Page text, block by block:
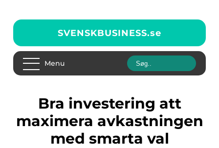
SVENSKBUSINESS.se
Menu
Bra investering att
maximera avkastningen
med smarta val